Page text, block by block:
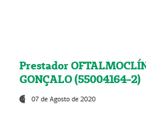
Prestador
GONÇALO (55004164-2)
07 de Agosto de 2020